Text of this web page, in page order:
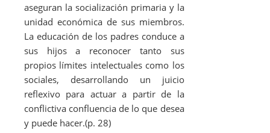
aseguran la socialización primaria y la
unidad económica de sus miembros.
La educación de los padres conduce a
sus hijos a reconocer tanto sus
propios límites intelectuales como los
sociales, desarrollando un juicio
reflexivo para actuar a partir de la
conflictiva confluencia de lo que desea
y puede hacer.(p. 28)